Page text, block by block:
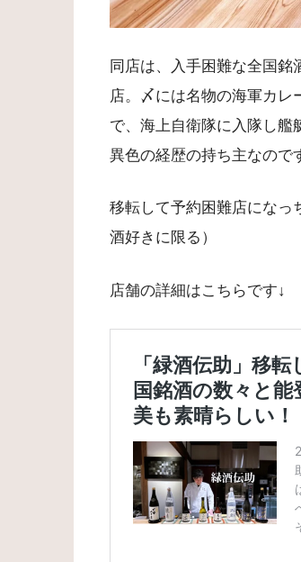
同店は、入手困難な全国銘
店。〆には名物の海軍カレ
で、海上自衛隊に入隊し艦
異色の経歴の持ち主なので
移転して予約困難店になっ
酒好きに限る）
店舗の詳細はこちらです↓